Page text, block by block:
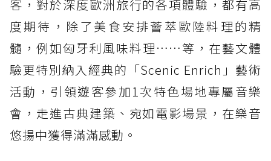
客，對於深度歐洲旅行的各項體驗，都有高
度期待，除了美食安排薈萃歐陸料理的精
髓，例如匈牙利風味料理……等，在藝文體
驗更特別納入經典的「Scenic Enrich」藝術
活動，引領遊客參加1次特色場地專屬音樂
會，走進古典建築、宛如電影場景，在樂音
悠揚中獲得滿滿感動。